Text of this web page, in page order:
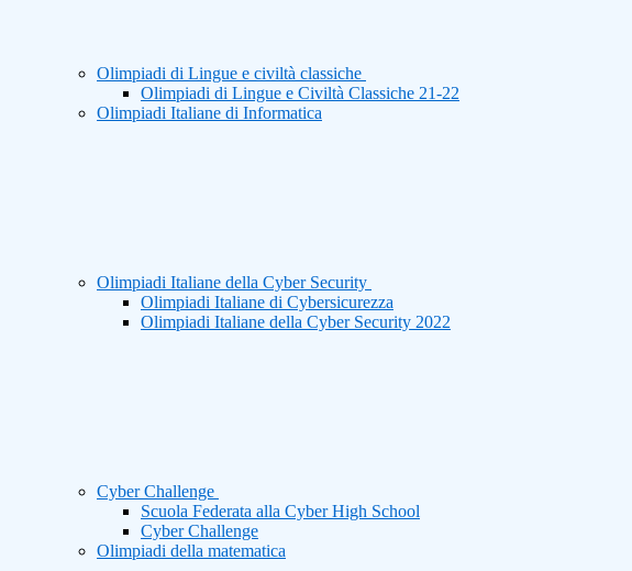
Olimpiadi di Lingue e civiltà classiche
Olimpiadi di Lingue e Civiltà Classiche 21-22
Olimpiadi Italiane di Informatica
Olimpiadi Italiane della Cyber Security
Olimpiadi Italiane di Cybersicurezza
Olimpiadi Italiane della Cyber Security 2022
Cyber Challenge
Scuola Federata alla Cyber High School
Cyber Challenge
Olimpiadi della matematica